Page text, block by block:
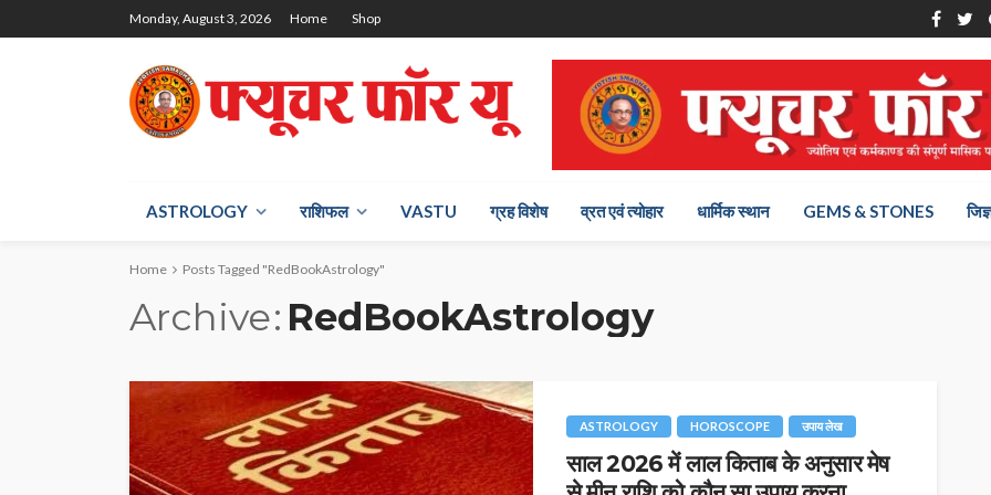
Monday, August 3, 2026 Home Shop
ASTROLOGY राश‍िफल VASTU ग्रह विशेष व्रत एवं त्योहार धार्मिक स्थान GEMS & STONES
Home Posts Tagged "RedBookAstrology"
Archive RedBookAstrology
ASTROLOGY HOROSCOPE उपाय लेख
साल 2026 में लाल किताब के अनुसार मेष